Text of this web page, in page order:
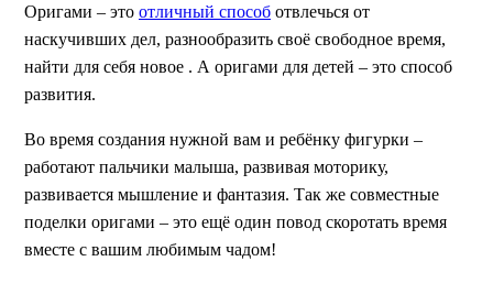
Оригами – это отличный способ отвлечься от
наскучивших дел, разнообразить своё свободное время,
найти для себя новое . А оригами для детей – это способ
развития.
Во время создания нужной вам и ребёнку фигурки –
работают пальчики малыша, развивая моторику,
развивается мышление и фантазия. Так же совместные
поделки оригами – это ещё один повод скоротать время
вместе с вашим любимым чадом!